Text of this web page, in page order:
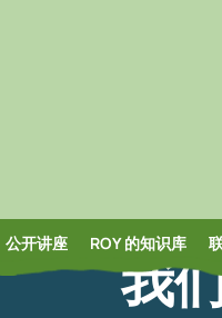
公开讲座 ROY 的知识库
我